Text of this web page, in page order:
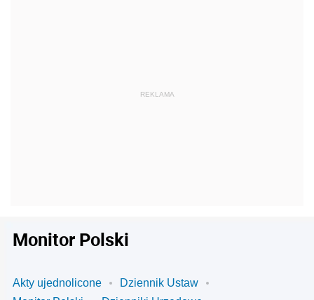
Monitor Polski
Akty ujednolicone
Dziennik Ustaw